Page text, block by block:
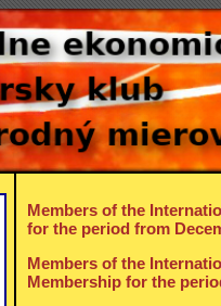
Members of the
for the period from
Members of the
Membership for the